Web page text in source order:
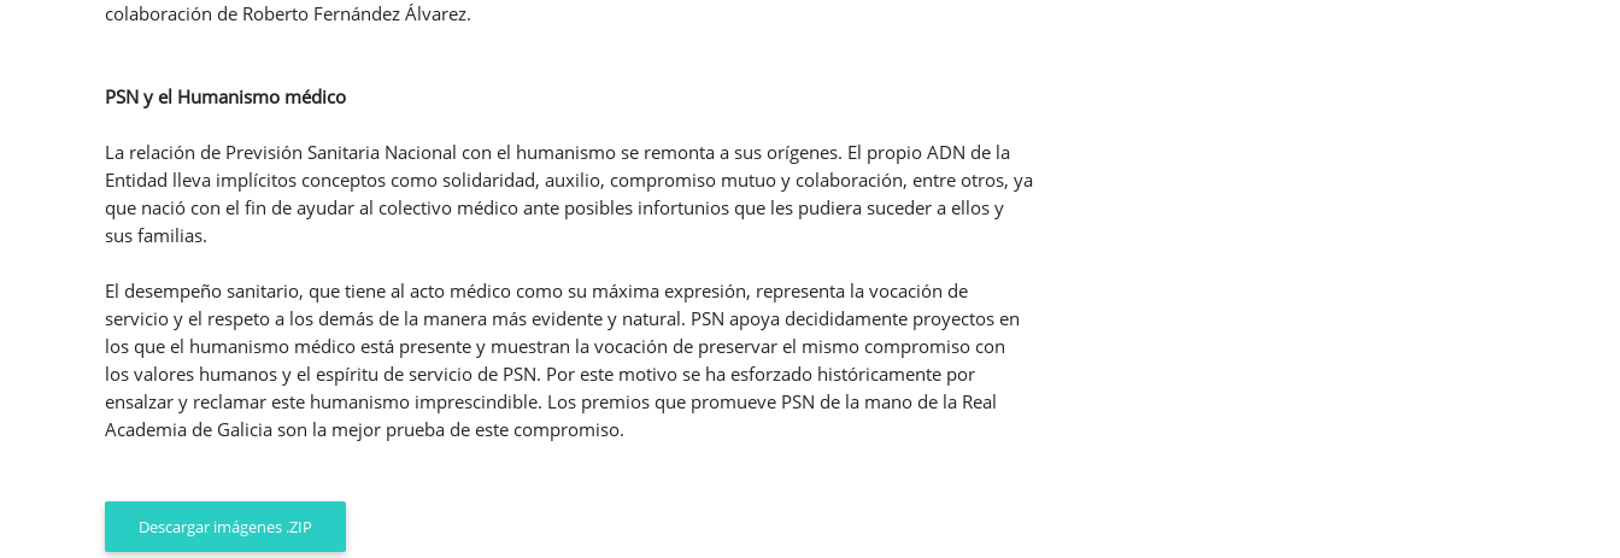
colaboración de Roberto Fernández Álvarez.
PSN y el Humanismo médico
La relación de Previsión Sanitaria Nacional con el humanismo se remonta a sus orígenes. El propio ADN de la
Entidad lleva implícitos conceptos como solidaridad, auxilio, compromiso mutuo y colaboración, entre otros, ya
que nació con el fin de ayudar al colectivo médico ante posibles infortunios que les pudiera suceder a ellos y
sus familias.
El desempeño sanitario, que tiene al acto médico como su máxima expresión, representa la vocación de
servicio y el respeto a los demás de la manera más evidente y natural. PSN apoya decididamente proyectos en
los que el humanismo médico está presente y muestran la vocación de preservar el mismo compromiso con
los valores humanos y el espíritu de servicio de PSN. Por este motivo se ha esforzado históricamente por
ensalzar y reclamar este humanismo imprescindible. Los premios que promueve PSN de la mano de la Real
Academia de Galicia son la mejor prueba de este compromiso.
Descargar imágenes .ZIP